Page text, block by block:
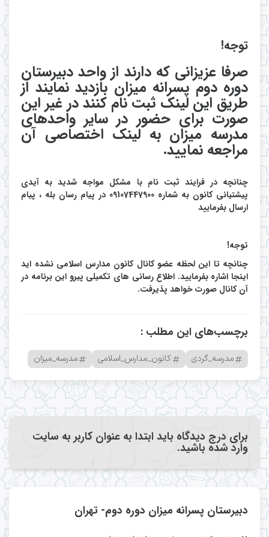
توجه!
صرفا عزیزانی که دارند از واحد دبیرستان
دوره دوم پسرانه میزان بازدید نمایند از
طریق این لینک ثبت نام کنند در غیر این
صورت برای حضور در سایر واحدهای
مدرسه میزان به لینک اختصاصی آن
مراجعه نمایید.
چنانچه در فرایند ثبت نام با مشکل مواجه شدید به آیدی
پیشتیانی کانون به شماره 09107447900 در پیام رسان بله ، پیام
ارسال بفرمایید
توجه!
چنانچه تا این لحظه عضو کانال کانون مدارس اسلامی نشده اید
اینجا اشاره بفرمایید. اطلاع رسانی های تکمیلی پیرو این برنامه در
آن کانال صورت خواهد پذیرفت.
برچسب‌های این مطلب :
مدرسه_گردی کانون_مدارس_اسلامی مدرسه_میزان
برای درج دیدگاه باید ابتدا به عنوان کاربر به سایت
وارد شده باشید.
دبیرستان پسرانه میزان دوره دوم- تهران